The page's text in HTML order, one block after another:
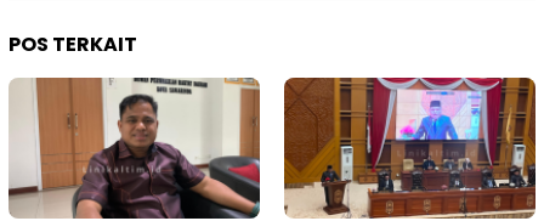
POS TERKAIT